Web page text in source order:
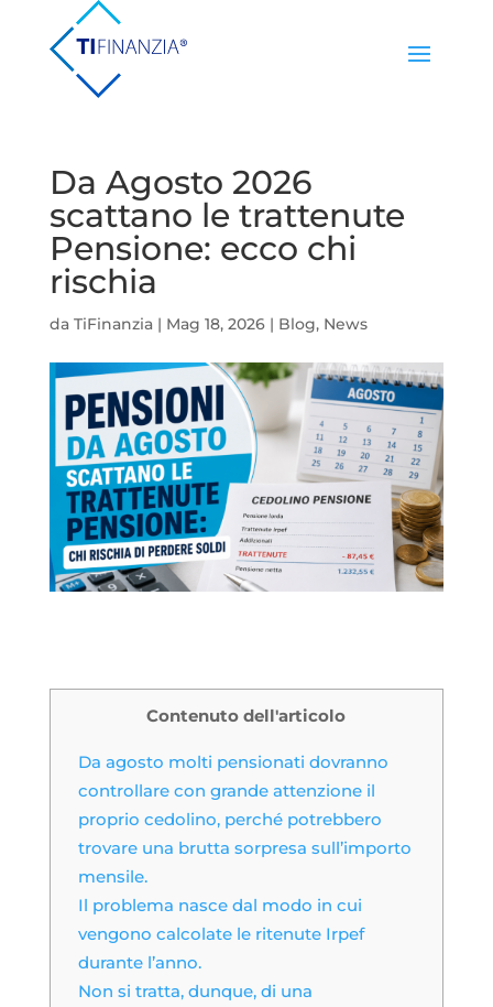
Da Agosto 2026
scattano le trattenute
Pensione: ecco chi
rischia
da TiFinanzia| Mag 18, 2026| Blog, News
Contenuto dell'articolo
Da agosto molti pensionati dovranno
controllare con grande attenzione il
proprio cedolino, perché potrebbero
trovare una brutta sorpresa sull’importo
mensile.
Il problema nasce dal modo in cui
vengono calcolate le ritenute Irpef
durante l’anno.
Non si tratta, dunque, di una